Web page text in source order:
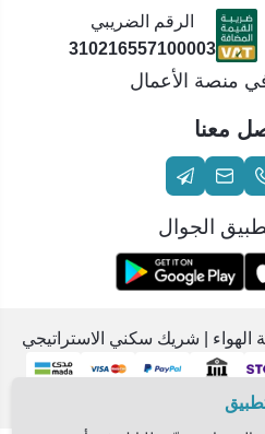
الرقم الضريبي
310216557100003
منصة الأعمال
معنا
الجوال
الهواء | شريك سكني الاستراتيجي